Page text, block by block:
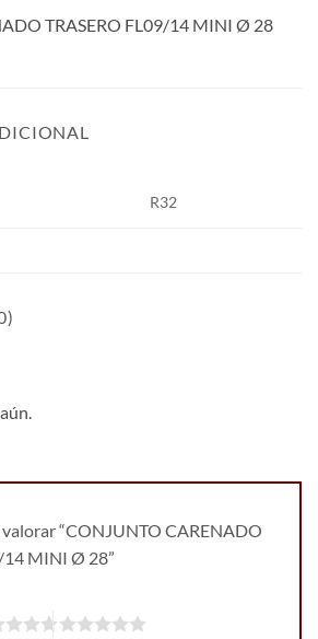
TRASERO FL09/14 MINI Ø 28
R32
valorar “CONJUNTO CARENADO
14 MINI Ø 28”